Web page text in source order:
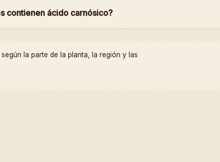
contienen ácido carnósico?
la parte de la planta, la región y las